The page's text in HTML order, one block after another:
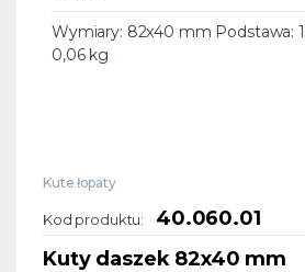
Wymiary: 82x40 mm Podstawa:
0,06 kg
Kute łopaty
Kod produktu:
40.060.01
Kuty daszek 82x40 mm